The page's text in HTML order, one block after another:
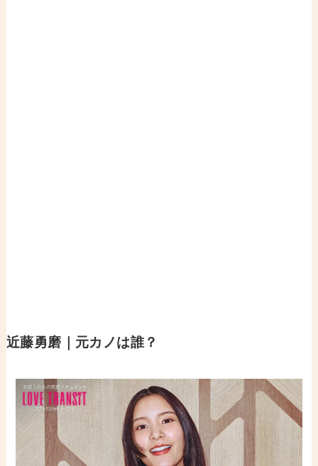
近藤勇磨｜元カノは誰？